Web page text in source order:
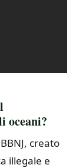
oceani?
creato
illegale e